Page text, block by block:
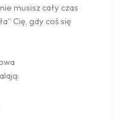
musisz cały czas
Cię, gdy coś się